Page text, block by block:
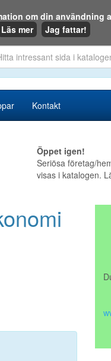
i katalogen eller på
Kontakt
Öppet igen!
Seriösa företag/
visas i katalogen.
om din användning
Läs mer Jag fattar!